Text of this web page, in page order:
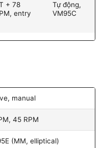
+ 78
entry
Tự động,
VM95C
manual
45 RPM
(MM, elliptical)